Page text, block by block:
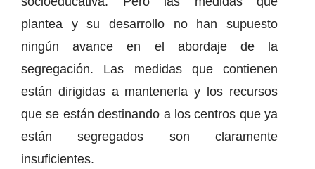
plantea y su desarrollo no han supuesto
ningún avance en el abordaje de la
segregación. Las medidas que contienen
están dirigidas a mantenerla y los recursos
que se están destinando a los centros que ya
están segregados son claramente
insuficientes.